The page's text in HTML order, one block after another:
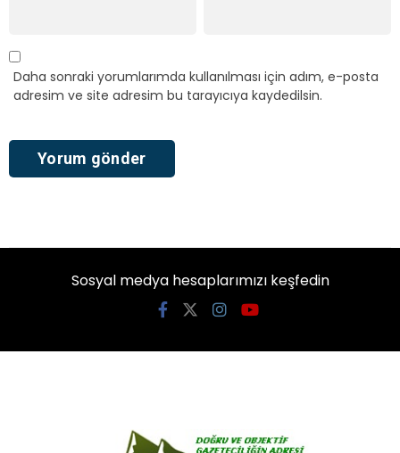
Daha sonraki yorumlarımda kullanılması için adım, e-posta
adresim ve site adresim bu tarayıcıya kaydedilsin.
Sosyal medya hesaplarımızı keşfedin